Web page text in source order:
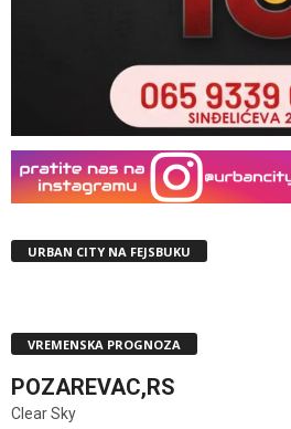
URBAN CITY NA FEJSBUKU
VREMENSKA PROGNOZA
POZAREVAC,RS
Clear Sky